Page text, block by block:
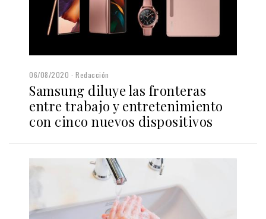
06/08/2020 Redacción
Samsung diluye las fronteras
entre trabajo y entretenimiento
con cinco nuevos dispositivos